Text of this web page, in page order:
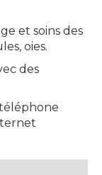
et soins des
oies.
des